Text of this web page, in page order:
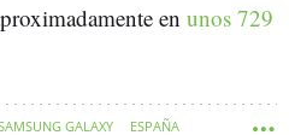
en unos 729
GALAXY ESPAÑA